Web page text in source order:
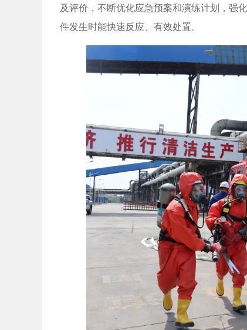
及评价，不断优化应急预案和演练计划，强
件发生时能快速反应、有效处置。